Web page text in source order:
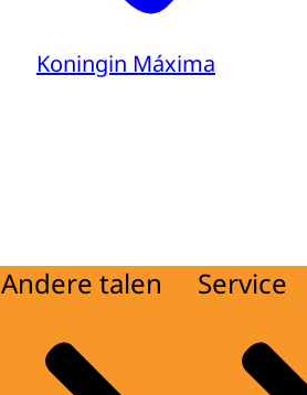
Koningin Máxima
Andere talen Service